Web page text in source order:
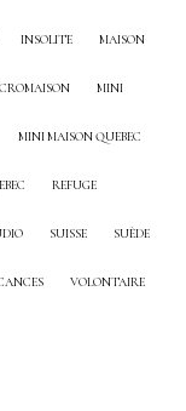
INSOLITE MAISON
MINI
MINI MAISON QUEBEC
REFUGE
SUISSE SUÈDE
VOLONTAIRE